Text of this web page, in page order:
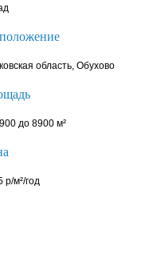
область, Обухово
до 8900 м²
р/м²/год